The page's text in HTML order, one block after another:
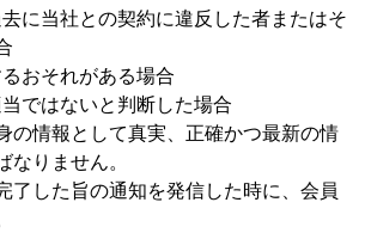
に当社との契約に違反した者またはそ
おそれがある場合
ではないと判断した場合
の情報として真実、正確かつ最新の情
りません。
了した旨の通知を発信した時に、会員